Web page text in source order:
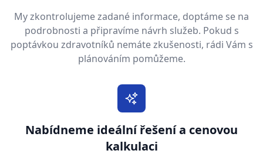
My zkontrolujeme zadané informace, doptáme se na
podrobnosti a připravíme návrh služeb. Pokud s
poptávkou zdravotníků nemáte zkušenosti, rádi Vám s
plánováním pomůžeme.
Nabídneme ideální řešení a cenovou
kalkulaci